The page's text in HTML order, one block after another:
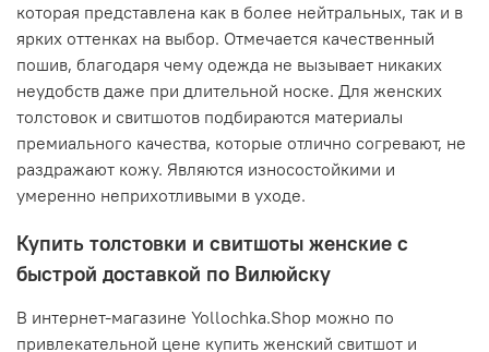
которая представлена как в более нейтральных, так и в
ярких оттенках на выбор. Отмечается качественный
пошив, благодаря чему одежда не вызывает никаких
неудобств даже при длительной носке. Для женских
толстовок и свитшотов подбираются материалы
премиального качества, которые отлично согревают, не
раздражают кожу. Являются износостойкими и
умеренно неприхотливыми в уходе.
Купить толстовки и свитшоты женские с
быстрой доставкой по Вилюйску
В интернет-магазине Yollochka.Shop можно по
привлекательной цене купить женский свитшот и